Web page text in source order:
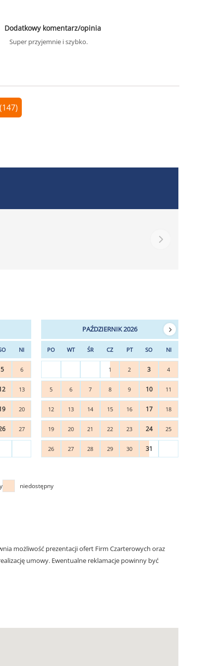
Dodatkowy komentarz/opinia
Super przyjemnie i szybko.
NI
5 6
13
20
27
PAŹDZIERNIK 2026
PO WT ŚR CZ PT SO NI
1 2 3 4
5 6 7 8 9 10 11
12 13 14 15 16 17 18
19 20 21 22 23 24 25
26 27 28 29 30 31
niedostępny
możliwość prezentacji ofert Firm Czarterowych oraz
umowy. Ewentualne reklamacje powinny być